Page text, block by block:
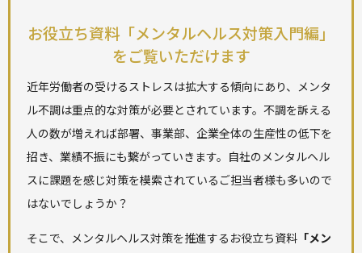
お役立ち資料「メンタルヘルス対策入門編」
をご覧いただけます
近年労働者の受けるストレスは拡大する傾向にあり、メンタ
ル不調は重点的な対策が必要とされています。不調を訴える
人の数が増えれば部署、事業部、企業全体の生産性の低下を
招き、業績不振にも繋がっていきます。自社のメンタルヘル
スに課題を感じ対策を模索されているご担当者様も多いので
はないでしょうか？
そこで、メンタルヘルス対策を推進するお役立ち資料 「メン